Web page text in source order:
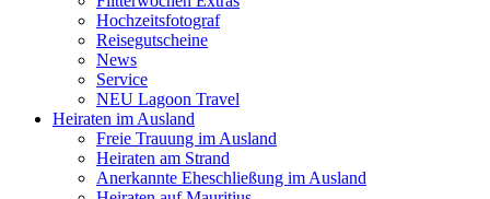
Hochzeitsfotograf
Reisegutscheine
News
Service
NEU Lagoon Travel
Heiraten im Ausland
Freie Trauung im Ausland
Heiraten am Strand
Anerkannte Eheschließung im Ausland